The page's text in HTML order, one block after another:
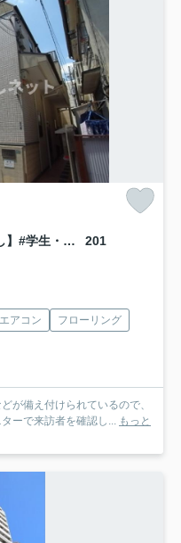
STUDIO中野坂上【おとり物件なし】#学生・社会人にオススメ！初期費用分割払いOK！ 201
エアコン
フローリング
が備え付けられているので、
ーで来訪者を確認し... もっと